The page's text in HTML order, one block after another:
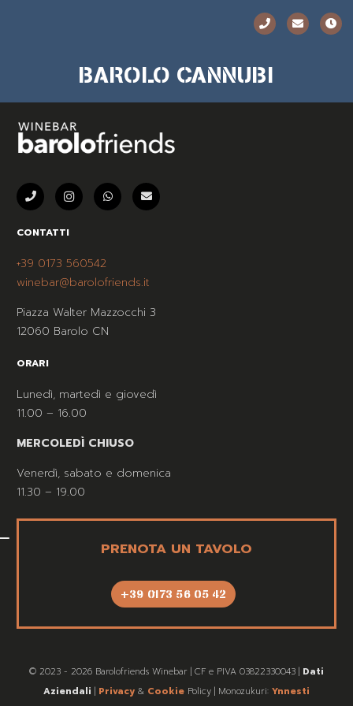
BAROLO CANNUBI
CONTATTI
+39 0173 560542
winebar@barolofriends.it
Piazza Walter Mazzocchi 3
12060 Barolo CN
ORARI
Lunedì, martedì e giovedì
11.00 – 16.00
MERCOLEDÌ CHIUSO
Venerdì, sabato e domenica
11.30 – 19.00
PRENOTA UN TAVOLO
+39 0173 56 05 42
© 2023 - 2026 Barolofriends Winebar | CF e PIVA 03822330043 | Dati
Aziendali | Privacy & Cookie Policy | Monozukuri: Ynnesti